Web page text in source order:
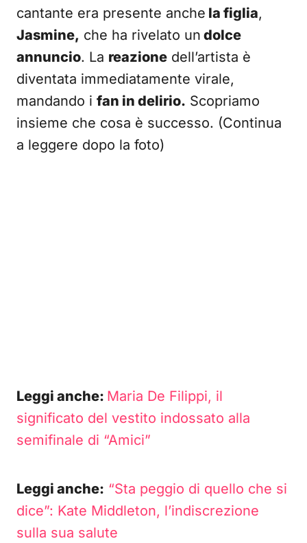
cantante era presente anche la figlia,
Jasmine, che ha rivelato un dolce
annuncio. La reazione dell’artista è
diventata immediatamente virale,
mandando i fan in delirio. Scopriamo
insieme che cosa è successo. (Continua
a leggere dopo la foto)
Leggi anche: Maria De Filippi, il
significato del vestito indossato alla
semifinale di “Amici”
Leggi anche: “Sta peggio di quello che si
dice”: Kate Middleton, l’indiscrezione
sulla sua salute